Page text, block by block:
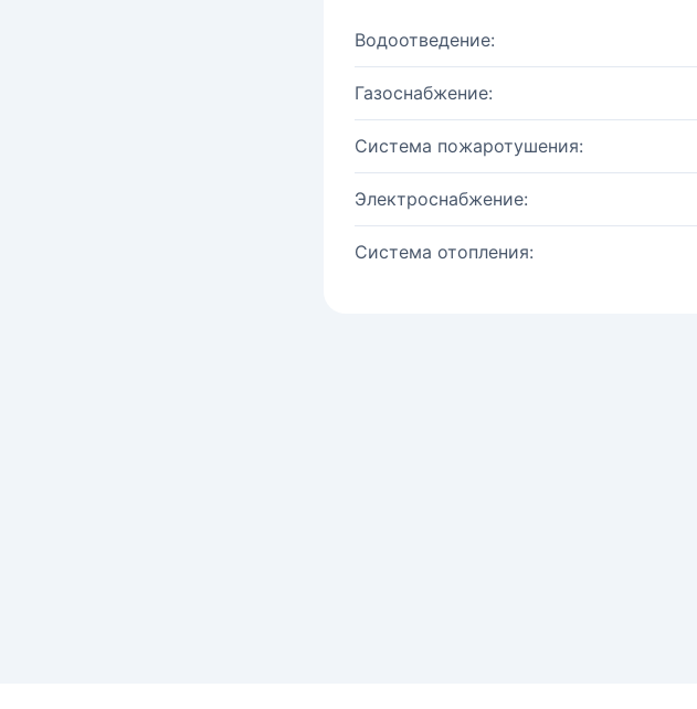
Водоотведение:
Газоснабжение:
Система пожаротушения:
Электроснабжение:
Система отопления: